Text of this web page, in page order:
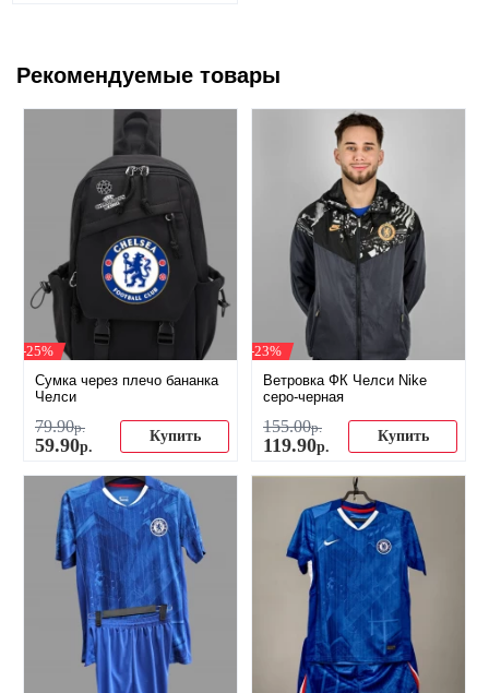
Рекомендуемые товары
-25%
Сумка через плечо бананка
Челси
79.90р.
59.90р.
Купить
-23%
Ветровка ФК Челси Nike
серо-черная
155.00р.
119.90р.
Купить